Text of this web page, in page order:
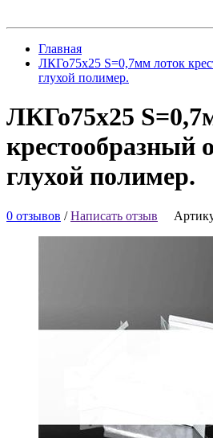
Главная
ЛКГо75х25 S=0,7мм лоток
глухой полимер.
ЛКГо75х25
крестообразный
глухой полимер.
0 отзывов /Написать отзыв